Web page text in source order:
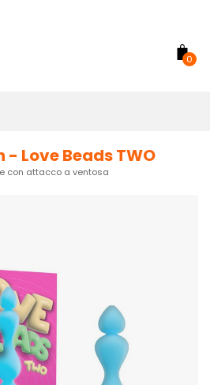
0
- Love Beads TWO
con attacco a ventosa